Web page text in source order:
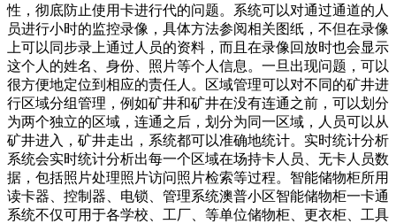
性，彻底防止使用卡进行代的问题。系统可以对通过通道的人
员进行小时的监控录像，具体方法参阅相关图纸，不但在录像
上可以同步录上通过人员的资料，而且在录像回放时也会显示
这个人的姓名、身份、照片等个人信息。一旦出现问题，可以
很方便地定位到相应的责任人。区域管理可以对不同的矿井进
行区域分组管理，例如矿井和矿井在没有连通之前，可以划分
为两个独立的区域，连通之后，划分为同一区域，人员可以从
矿井进入，矿井走出，系统都可以准确地统计。实时统计分析
系统会实时统计分析出每一个区域在场持卡人员、无卡人员数
据，包括照片处理照片访问照片检索等过程。智能储物柜所用
读卡器、控制器、电锁、管理系统澳普小区智能储物柜一卡通
系统不仅可用于各学校、工厂、等单位储物柜、更衣柜、工具